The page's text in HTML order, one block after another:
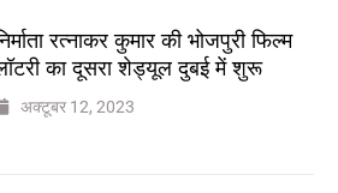
रत्नाकर कुमार की भोजपुरी फिल्म
का दूसरा शेड्यूल दुबई में शुरू
अक्टूबर 12, 2023